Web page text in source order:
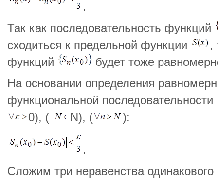
.
Так как последовательность функций
сходиться к предельной функции
,
функций
будет тоже
На основании определения
функциональной последовательности
0), (
N), ( ):
.
Сложим три неравенства